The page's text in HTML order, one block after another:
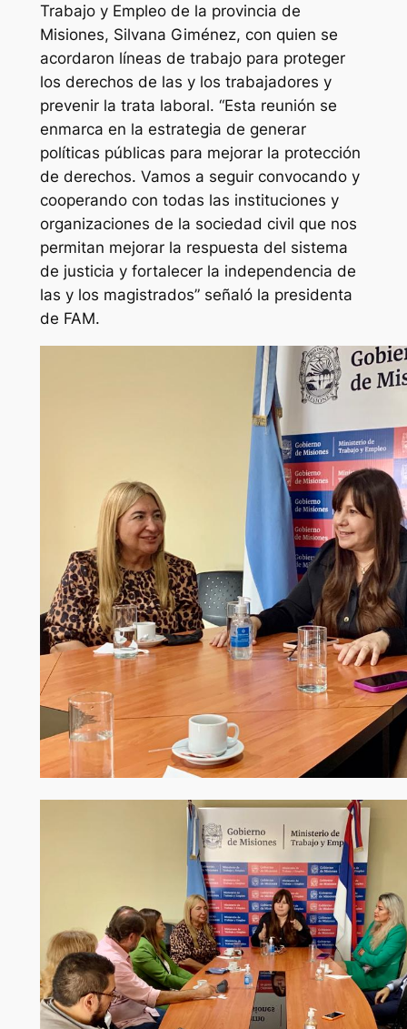
Trabajo y Empleo de la provincia de
Misiones, Silvana Giménez, con quien se
acordaron líneas de trabajo para proteger
los derechos de las y los trabajadores y
prevenir la trata laboral. “Esta reunión se
enmarca en la estrategia de generar
políticas públicas para mejorar la protección
de derechos. Vamos a seguir convocando y
cooperando con todas las instituciones y
organizaciones de la sociedad civil que nos
permitan mejorar la respuesta del sistema
de justicia y fortalecer la independencia de
las y los magistrados” señaló la presidenta
de FAM.